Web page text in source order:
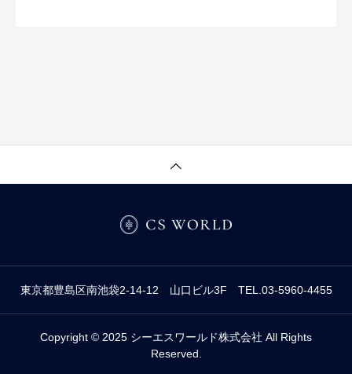
東京都豊島区南池袋2-14-12 山口ビル3F TEL.03-5960-4455
Copyright © 2025 シーエスワールド株式会社 All Rights
Reserved.